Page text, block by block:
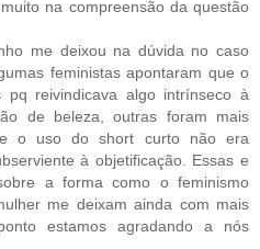
na compreensão da questão
me deixou na dúvida no caso
feministas apontaram que o
pq reivindicava algo intrínseco à
de beleza, outras foram mais
o uso do short curto não era
à objetificação. Essas e
a forma como o feminismo
me deixam ainda com mais
estamos agradando a nós